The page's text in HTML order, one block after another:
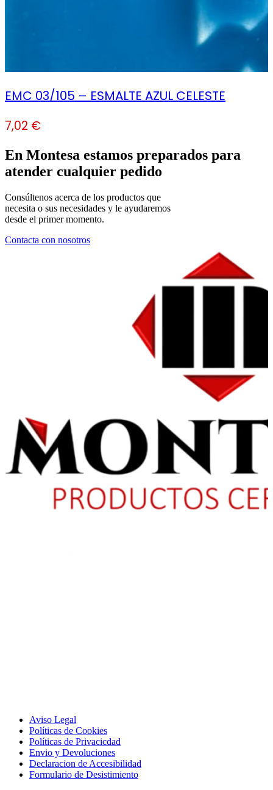
EMC 03/105 – ESMALTE AZUL CELESTE
7,02 €
En Montesa estamos preparados para
atender cualquier pedido
Consúltenos acerca de los productos que
necesita o sus necesidades y le ayudaremos
desde el primer momento.
Contacta con nosotros
Aviso Legal
Políticas de Cookies
Políticas de Privacicdad
Envio y Devoluciones
Declaracion de Accesibilidad
Formulario de Desistimiento